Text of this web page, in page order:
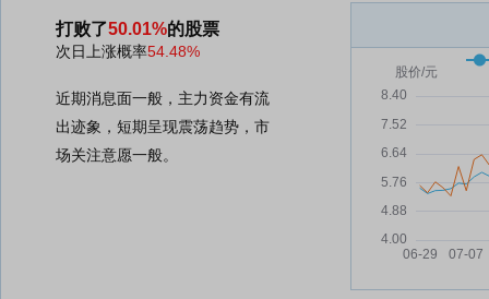
打败了50.01%的股票
次日上涨概率54.48%
近期消息面一般，主力资金有流
出迹象，短期呈现震荡趋势，市
场关注意愿一般。